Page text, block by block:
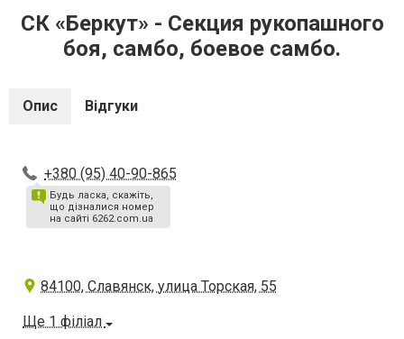
СК «Беркут» - Секция рукопашного
боя, самбо, боевое самбо.
Опис Відгуки
+380 (95) 40-90-865
Будь ласка, скажіть,
що дізналися номер
на сайті 6262.com.ua
84100, Славянск, улица Торская, 55
Ще 1 філіал